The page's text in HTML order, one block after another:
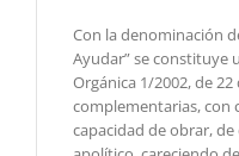
Con la denominación
Ayudar” se constituye
Orgánica 1/2002, de
complementarias, con
capacidad de obrar,